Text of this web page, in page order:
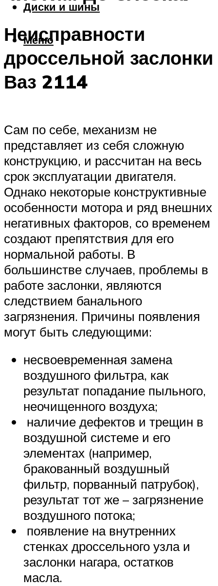
Диски и шины
Меню
Неисправности
дроссельной заслонки
Ваз 2114
Сам по себе, механизм не
представляет из себя сложную
конструкцию, и рассчитан на весь
срок эксплуатации двигателя.
Однако некоторые конструктивные
особенности мотора и ряд внешних
негативных факторов, со временем
создают препятствия для его
нормальной работы. В
большинстве случаев, проблемы в
работе заслонки, являются
следствием банального
загрязнения. Причины появления
могут быть следующими:
несвоевременная замена
воздушного фильтра, как
результат попадание пыльного,
неочищенного воздуха;
наличие дефектов и трещин в
воздушной системе и его
элементах (например,
бракованный воздушный
фильтр, порванный патрубок),
результат тот же – загрязнение
воздушного потока;
появление на внутренних
стенках дроссельного узла и
заслонки нагара, остатков
масла.